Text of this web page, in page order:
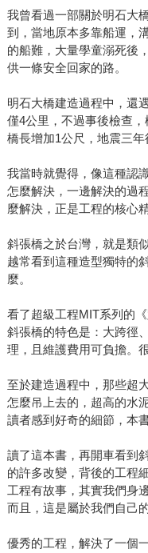
我曾看過一部關於明石大
到，當地原本多靠船運，
的船難，大量學童溺死後
供一條安全回家的路。
明石大橋建造過程中，還
僅4公里，不過事後檢查
橋長增加1公尺，地震三年
我當時就覺得，像這種認
怎麼解決，一邊解決的過
麼解決，正是工程的核心精
斜張橋之於台灣，就是類
越常看到這種造型獨特的
麼。
看了超級工程MIT系列的
斜張橋的特色是：大跨徑
理，且維護費用可負擔。
至於建造過程中，那些超
怎麼吊上去的，超高的水
讀者感到好奇的細節，本
讀了這本書，再開車看到
的許多改變，背後的工程
工程有故事，其實我們身
而且，這是屬於我們自己的
優秀的工程，解決了一個